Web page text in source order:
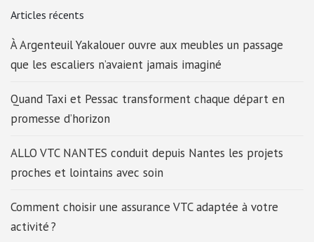
Articles récents
À Argenteuil Yakalouer ouvre aux meubles un passage
que les escaliers n’avaient jamais imaginé
Quand Taxi et Pessac transforment chaque départ en
promesse d’horizon
ALLO VTC NANTES conduit depuis Nantes les projets
proches et lointains avec soin
Comment choisir une assurance VTC adaptée à votre
activité ?